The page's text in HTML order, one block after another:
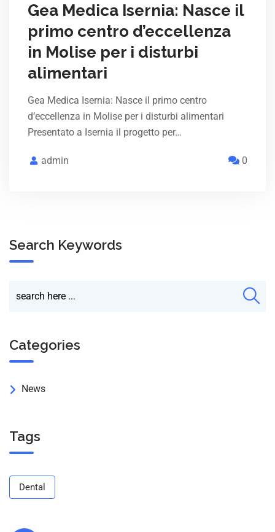
Gea Medica Isernia: Nasce il
primo centro d’eccellenza
in Molise per i disturbi
alimentari
Gea Medica Isernia: Nasce il primo centro
d’eccellenza in Molise per i disturbi alimentari
Presentato a Isernia il progetto per…
admin 0
Search Keywords
Categories
News
Tags
Dental